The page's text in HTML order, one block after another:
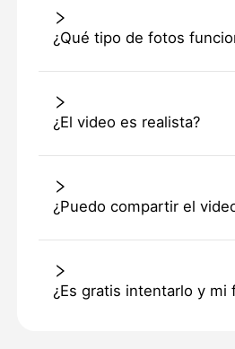
¿Qué tipo de fotos
¿El video es realista?
¿Puedo compartir el
¿Es gratis intentarlo y mi